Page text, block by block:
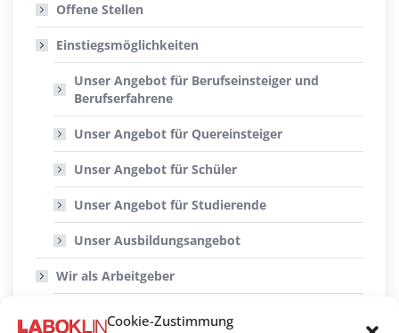
Cookie-Zustimmung
Offene Stellen
Einstiegsmöglichkeiten
Unser Angebot für Berufseinsteiger und
Berufserfahrene
Unser Angebot für Quereinsteiger
Unser Angebot für Schüler
Unser Angebot für Studierende
Unser Ausbildungsangebot
Wir als Arbeitgeber
Ihr Arbeitsplatz